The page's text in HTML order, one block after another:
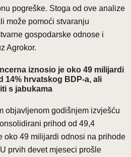
pogreške. Stoga od ove analize
može pomoći stvaranju
gospodarske odnose i
Agrokor.
iznosio je oko 49 milijardi
14% hrvatskog BDP-a, ali
s jabukama
objavljenom godišnjem izvješću
prihod od 49,4
oko 49 milijardi odnosi na prihode
prvih devet mjeseci prošle